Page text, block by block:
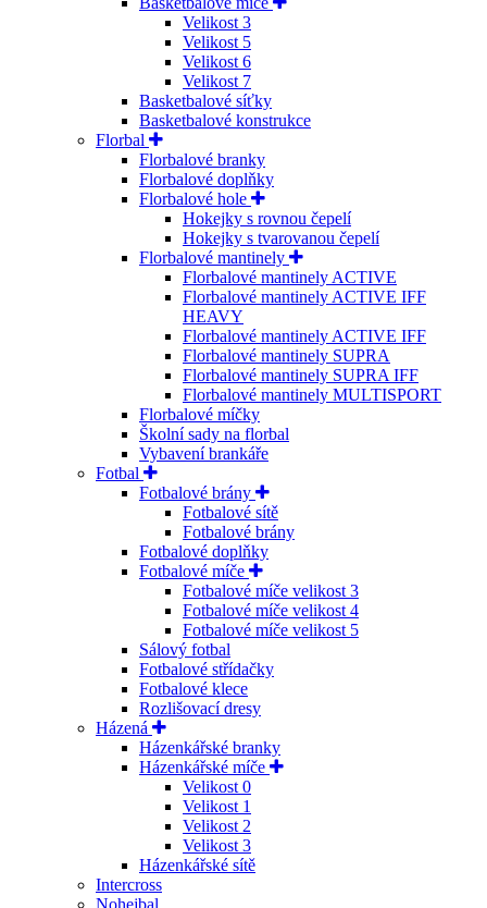
Velikost 3
Velikost 5
Velikost 6
Velikost 7
Basketbalové síťky
Basketbalové konstrukce
Florbal
Florbalové branky
Florbalové doplňky
Florbalové hole
Hokejky s rovnou čepelí
Hokejky s tvarovanou čepelí
Florbalové mantinely
Florbalové mantinely ACTIVE
Florbalové mantinely ACTIVE IFF
HEAVY
Florbalové mantinely ACTIVE IFF
Florbalové mantinely SUPRA
Florbalové mantinely SUPRA IFF
Florbalové mantinely MULTISPORT
Florbalové míčky
Školní sady na florbal
Vybavení brankáře
Fotbal
Fotbalové brány
Fotbalové sítě
Fotbalové brány
Fotbalové doplňky
Fotbalové míče
Fotbalové míče velikost 3
Fotbalové míče velikost 4
Fotbalové míče velikost 5
Sálový fotbal
Fotbalové střídačky
Fotbalové klece
Rozlišovací dresy
Házená
Házenkářské branky
Házenkářské míče
Velikost 0
Velikost 1
Velikost 2
Velikost 3
Házenkářské sítě
Intercross
Nohejbal